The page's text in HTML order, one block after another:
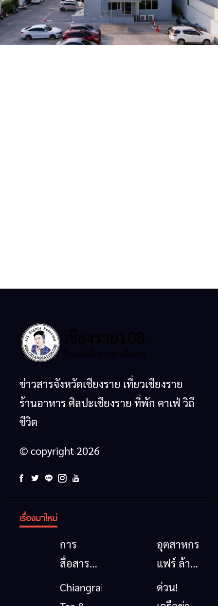
ข่าวสารจังหวัดเชียงราย เที่ยวเชียงราย
ร้านอาหาร ศิลปะเชียงราย ที่พัก คาเฟ่ วิถี
ชีวิต
© copyright 2026
เรื่องมาใหม่
การ
สื่อสาร
โทรคมนาคม
กรณีภัย
อุตสาหกรรม
แฟร์ ล้าน
นาตะวัน
ออก
Chiangrai
ด่วน!